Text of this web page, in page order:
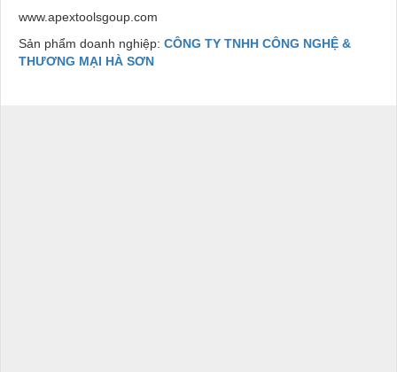
www.apextoolsgoup.com
Sản phẩm doanh nghiệp: CÔNG TY TNHH CÔNG NGHỆ &
THƯƠNG MẠI HÀ SƠN